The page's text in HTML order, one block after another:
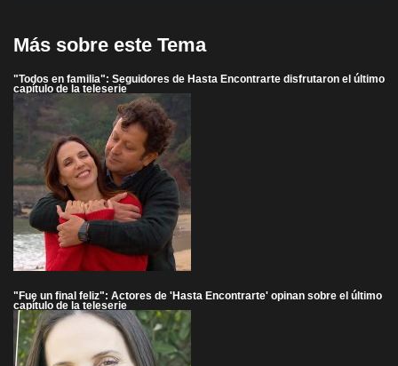
Más sobre este Tema
"Todos en familia": Seguidores de Hasta Encontrarte disfrutaron el último
capítulo de la teleserie
"Fue un final feliz": Actores de 'Hasta Encontrarte' opinan sobre el último
capítulo de la teleserie